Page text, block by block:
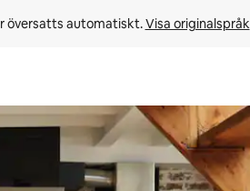
översatts automatiskt. Visa originalspråk